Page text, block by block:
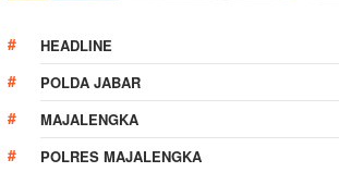
HEADLINE
POLDA JABAR
MAJALENGKA
POLRES MAJALENGKA